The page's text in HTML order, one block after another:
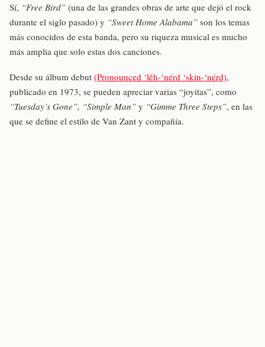
Sí, “Free Bird” (una de las grandes obras de arte que dejó el rock
durante el siglo pasado) y “Sweet Home Alabama” son los temas
más conocidos de esta banda, pero su riqueza musical es mucho
más amplia que solo estas dos canciones.
Desde su álbum debut (Pronounced ‘lĕh-‘nérd ‘skin-‘nérd),
publicado en 1973, se pueden apreciar varias “joyitas”, como
“Tuesday’s Gone”, “Simple Man” y “Gimme Three Steps”, en las
que se define el estilo de Van Zant y compañía.